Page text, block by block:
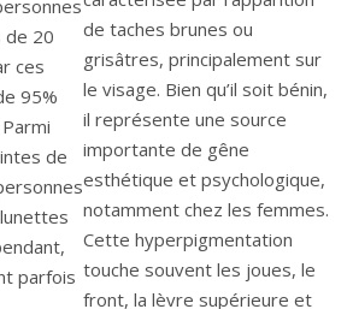
de 20
ces
95%
de
parfois
de taches brunes ou
grisâtres, principalement sur
le visage. Bien qu’il soit bénin,
il représente une source
importante de gêne
esthétique et psychologique,
notamment chez les femmes.
Cette hyperpigmentation
touche souvent les joues, le
front, la lèvre supérieure et